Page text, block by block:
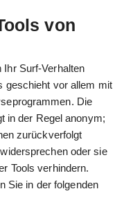
von
Surf-Verhalten
geschieht vor allem mit
Die
in der Regel anonym;
zurückverfolgt
oder sie
Tools verhindern.
Sie in der folgenden